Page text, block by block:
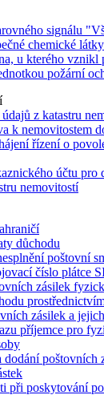
signálu
chemické
u kterého vznikl
požární
z katastru
k nemovitostem
řízení o
účtu pro
nemovitostí
důchodu
poštovní
číslo plátce
zásilek
zásilek a
příjemce pro
dodání poštovních
při poskytování